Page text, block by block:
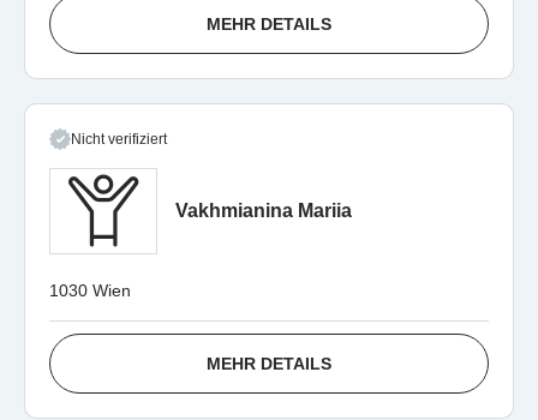
MEHR DETAILS
Nicht verifiziert
Vakhmianina Mariia
1030 Wien
MEHR DETAILS